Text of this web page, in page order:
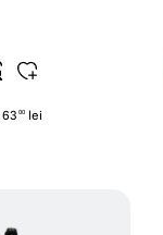
63 00 lei